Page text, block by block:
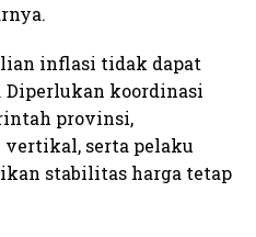
inflasi tidak dapat
Diperlukan koordinasi
provinsi,
serta pelaku
stabilitas harga tetap